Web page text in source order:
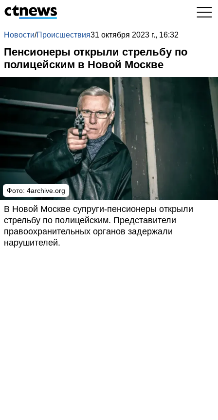
Новости/Происшествия31 октября 2023 г., 16:32
Пенсионеры открыли стрельбу по
полицейским в Новой Москве
Фото: 4archive.org
В Новой Москве супруги-пенсионеры открыли
стрельбу по полицейским. Представители
правоохранительных органов задержали
нарушителей.